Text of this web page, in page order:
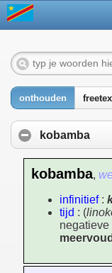
onthouden
kobamba
kobamba,
infinitief:
tijd : (
negatieve
meervoud